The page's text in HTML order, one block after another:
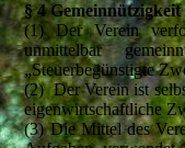
§ 4 Gemeinnützigkeit
(1) Der Verein
unmittelbar
„Steuerbegünstigte
(2) Der Verein ist
eigenwirtschaftliche
(3) Die Mittel des